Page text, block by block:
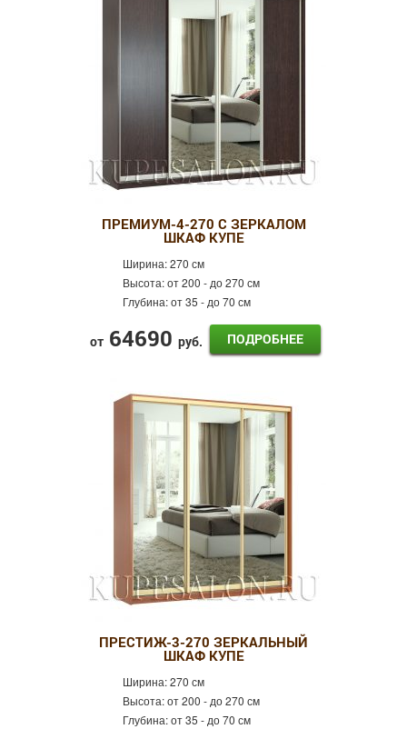
ПРЕМИУМ-4-270 С ЗЕРКАЛОМ
ШКАФ КУПЕ
Ширина:270 см
Высота:от 200 - до 270 см
Глубина:от 35 - до 70 см
от 64690 руб. ПОДРОБНЕЕ
ПРЕСТИЖ-3-270 ЗЕРКАЛЬНЫЙ
ШКАФ КУПЕ
Ширина:270 см
Высота:от 200 - до 270 см
Глубина:от 35 - до 70 см